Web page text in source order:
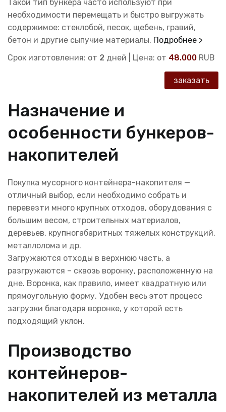
Такой тип бункера часто используют при
необходимости перемещать и быстро выгружать
содержимое: стеклобой, песок, щебень, гравий,
бетон и другие сыпучие материалы. Подробнее >
Срок изготовления: от 2 дней | Цена: от 48.000 RUB
заказать
Назначение и
особенности бункеров-
накопителей
Покупка мусорного контейнера-накопителя —
отличный выбор, если необходимо собрать и
перевезти много крупных отходов, оборудования с
большим весом, строительных материалов,
деревьев, крупногабаритных тяжелых конструкций,
металлолома и др.
Загружаются отходы в верхнюю часть, а
разгружаются – сквозь воронку, расположенную на
дне. Воронка, как правило, имеет квадратную или
прямоугольную форму. Удобен весь этот процесс
загрузки благодаря воронке, у которой есть
подходящий уклон.
Производство
контейнеров-
накопителей из металла